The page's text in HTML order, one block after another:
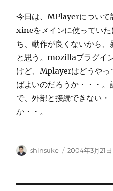
今日は、MPlayerについて
xineをメインに使ってい
ち、動作が良くないから、
と思う。mozillaプラグイ
けど、Mplayerはどうやっ
ばよいのだろうか・・・
で、外部と接続できない
か・・。
投
shinsuke
投
2004年3月21日